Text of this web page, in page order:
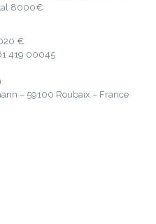
8000€
€
419 00045
– 59100 Roubaix – France